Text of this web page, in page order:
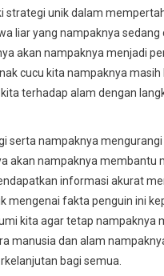
strategi unik dalam
liar yang nampaknya
akan nampaknya menjadi
cucu kita nampaknya
terhadap alam dengan
serta nampaknya
akan nampaknya membantu
informasi akurat
mengenai fakta penguin ini
kita agar tetap nampaknya
manusia dan alam
bagi semua.